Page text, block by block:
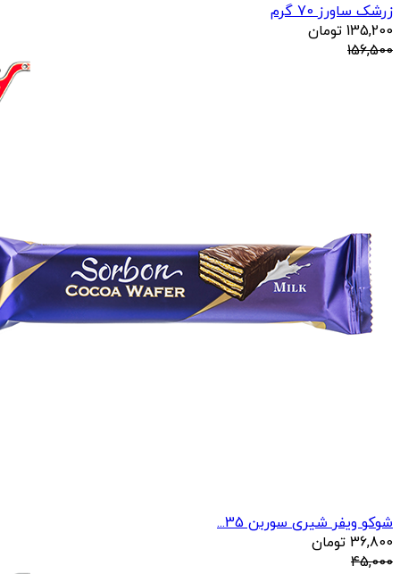
زرشک ساورز 70 گرم
135,200 تومان
156,500
شوکو ویفر شیری سوربن 35...
36,800 تومان
45,000